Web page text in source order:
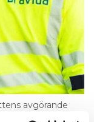
avgörande